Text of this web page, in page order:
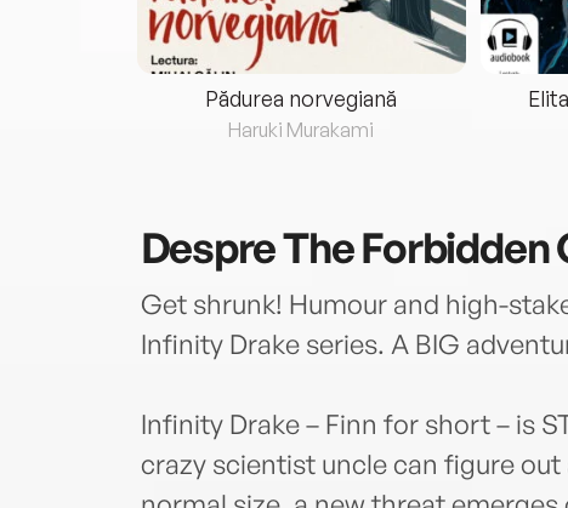
Pădurea norvegiană
Haruki Murakami
DespreThe Forbidden
Get shrunk! Humour and high-
Infinity Drake series. A BIG
Infinity Drake – Finn for short – is
crazy scientist uncle can figure